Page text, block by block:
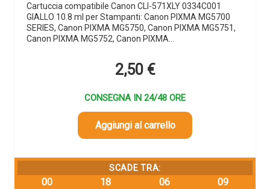
Cartuccia compatibile Canon CLI-571XLY 0334C001
GIALLO 10.8 ml per Stampanti: Canon PIXMA MG5700
SERIES, Canon PIXMA MG5750, Canon PIXMA MG5751,
Canon PIXMA MG5752, Canon PIXMA…
2,50 €
CONSEGNA IN 24/48 ORE
Aggiungi al carrello
SCADE TRA:
00 18 06 08